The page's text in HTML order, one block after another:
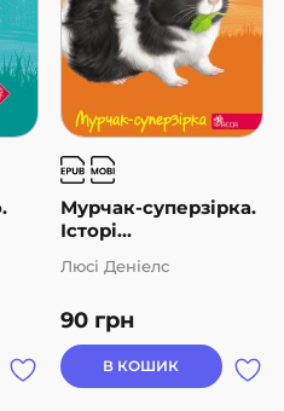
Мурчак-суперзірка.
Історі...
90 грн
Люсі Деніелс
В КОШИК